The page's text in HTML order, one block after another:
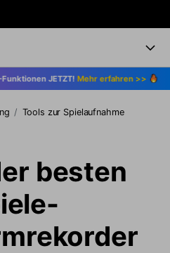
Mehr erfahren >> Upgrade
Tools zur Spielaufnahme
besten